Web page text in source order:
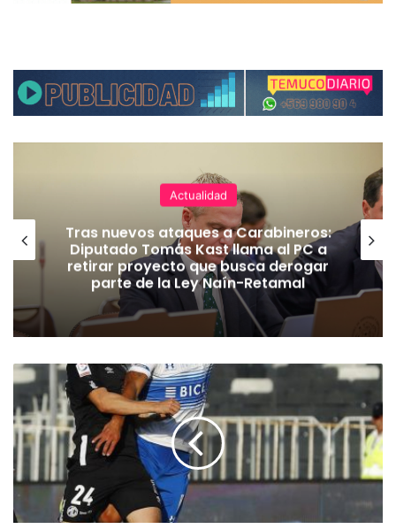
Actualidad
Tras nuevos ataques a Carabineros:
Diputado Tomás Kast llama al PC a
retirar proyecto que busca derogar
parte de la Ley Naín-Retamal
L
A
N
F
P
d
p